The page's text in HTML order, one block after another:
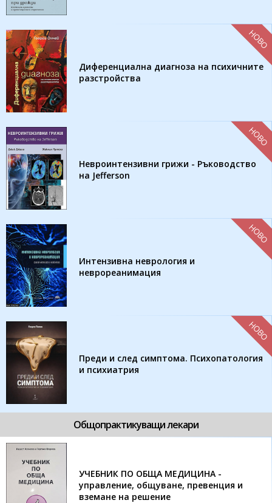
Диференциална диагноза на психичните
разстройства
НОВО
Невроинтензивни грижи - Ръководство
на Jefferson
НОВО
Интензивна неврология и
неврореанимация
НОВО
Преди и след симптома. Психопатология
и психиатрия
НОВО
Общопрактикуващи лекари
УЧЕБНИК ПО ОБЩА МЕДИЦИНА -
управление, общуване, превенция и
вземане на решение